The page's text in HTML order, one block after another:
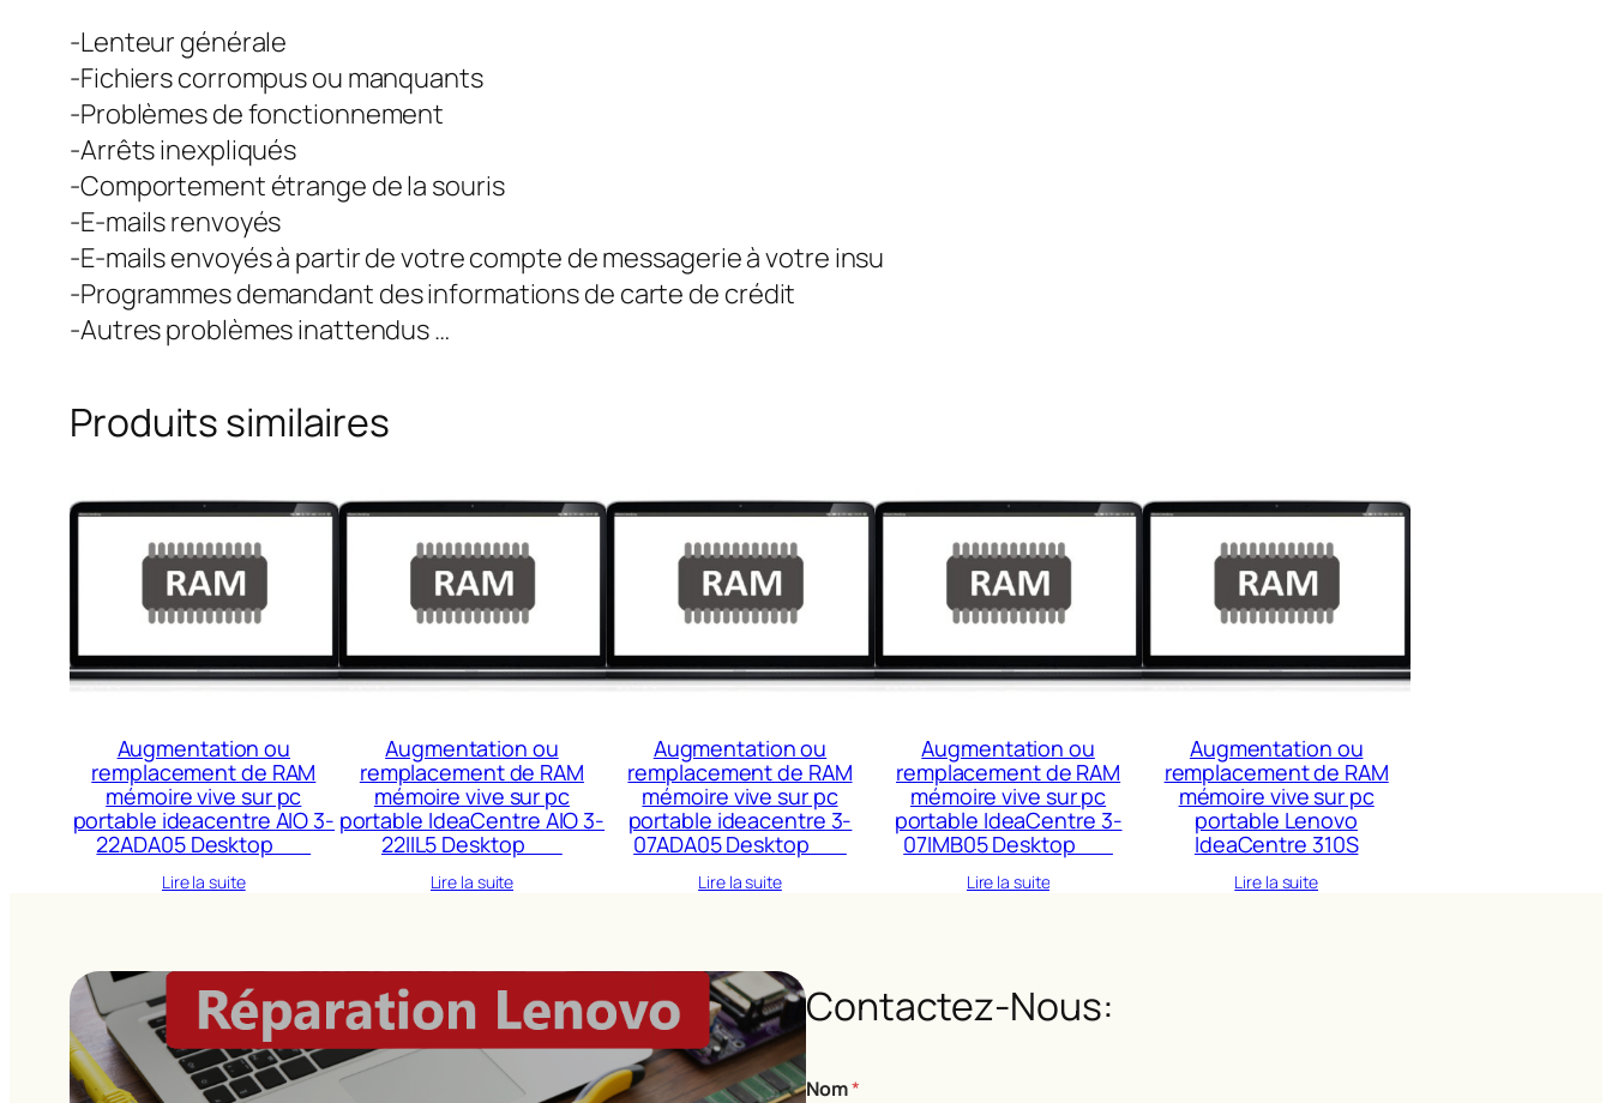
-Lenteur générale
-Fichiers corrompus ou manquants
-Problèmes de fonctionnement
-Arrêts inexpliqués
-Comportement étrange de la souris
-E-mails renvoyés
-E-mails envoyés à partir de votre compte de messagerie à votre insu
-Programmes demandant des informations de carte de crédit
-Autres problèmes inattendus …
Produits similaires
Augmentation ou
remplacement de RAM
mémoire vive sur pc
portable ideacentre AIO 3-
22ADA05 Desktop
Lire la suite
Augmentation ou
remplacement de RAM
mémoire vive sur pc
portable IdeaCentre AIO 3-
22IIL5 Desktop
Lire la suite
Augmentation ou
remplacement de RAM
mémoire vive sur pc
portable ideacentre 3-
07ADA05 Desktop
Lire la suite
Augmentation ou
remplacement de RAM
mémoire vive sur pc
portable IdeaCentre 3-
07IMB05 Desktop
Lire la suite
Augmentation ou
remplacement de RAM
mémoire vive sur pc
portable Lenovo
IdeaCentre 310S
Lire la suite
Contactez-Nous:
Nom*